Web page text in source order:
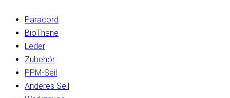
Paracord
BioThane
Leder
Zubehör
PPM-Seil
Anderes Seil